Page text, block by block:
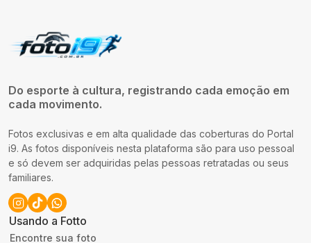
Do esporte à cultura, registrando cada emoção em
cada movimento.
Fotos exclusivas e em alta qualidade das coberturas do Portal
i9. As fotos disponíveis nesta plataforma são para uso pessoal
e só devem ser adquiridas pelas pessoas retratadas ou seus
familiares.
Usando a Fotto
Encontre sua foto